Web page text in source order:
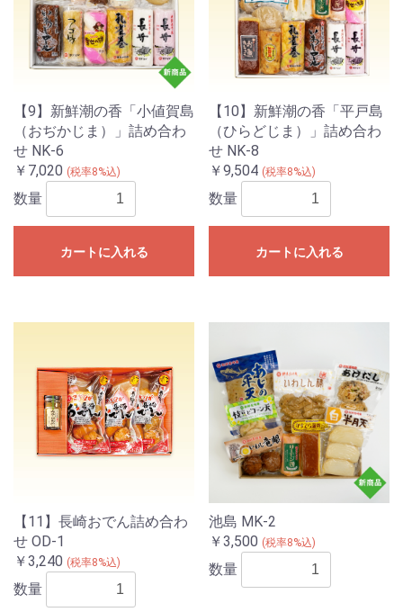
【9】新鮮潮の香「小値賀島
（おぢかじま）」詰め合わ
せ NK-6
￥7,020 (税率8%込)
数量
カートに入れる
【10】新鮮潮の香「平戸島
（ひらどじま）」詰め合わ
せ NK-8
￥9,504 (税率8%込)
数量
カートに入れる
【11】長崎おでん詰め合わ
せ OD-1
￥3,240 (税率8%込)
数量
池島 MK-2
￥3,500 (税率8%込)
数量